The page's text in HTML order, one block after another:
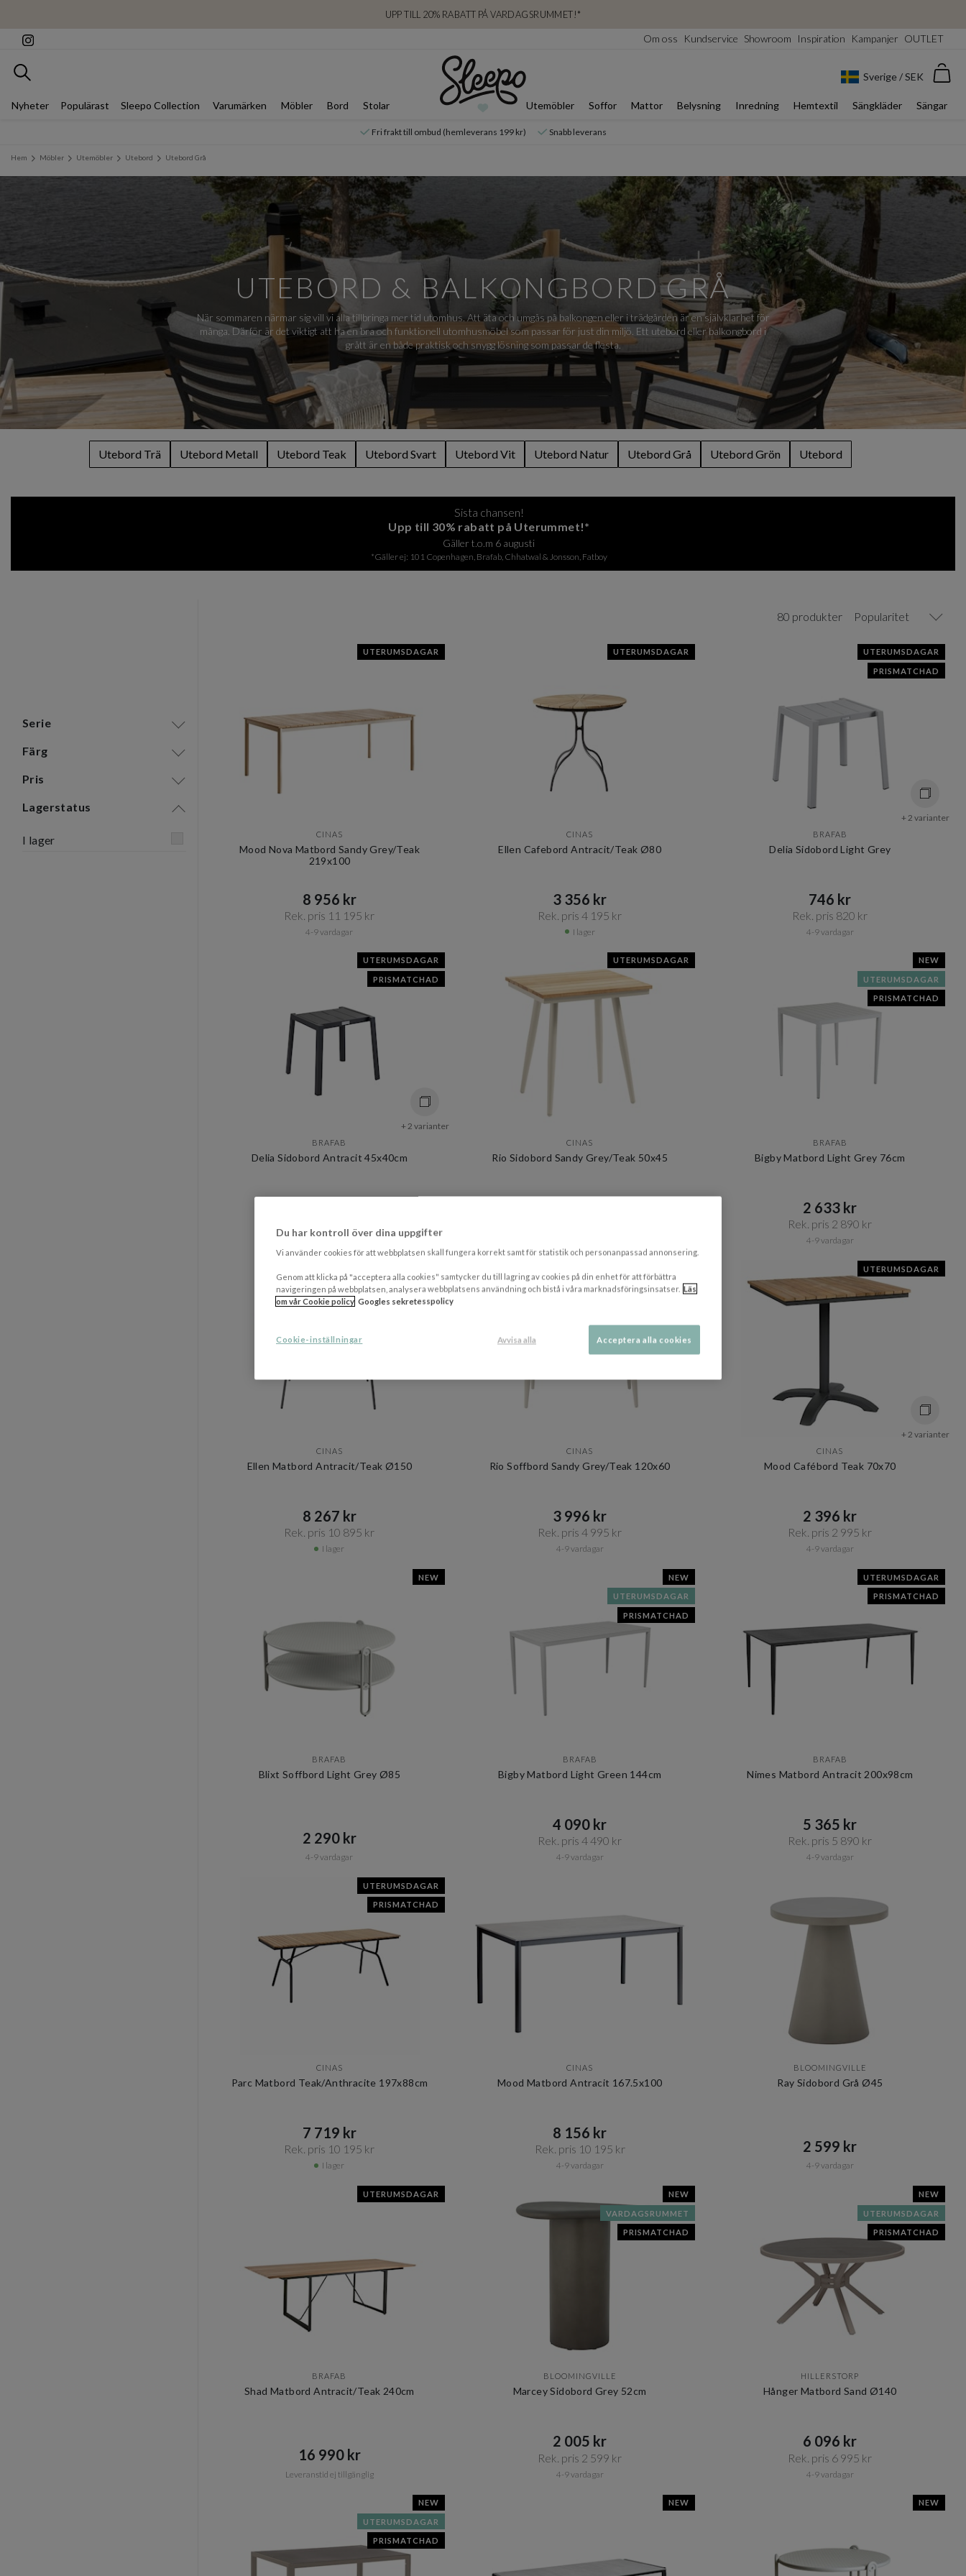
UPP TILL 20% RABATT PÅ VARDAGSRUMMET!*
Om oss Kundservice Showroom Inspiration Kampanjer OUTLET
Sök Sverige / SEK
Nyheter Populärast Sleepo Collection Varumärken Möbler Bord Stolar Utemöbler Soffor Mattor Belysning Inredning Hemtextil Sängkläder Sängar
Fri frakt till ombud (hemleverans 199 kr) Snabb leverans
Hem Möbler Utemöbler Utebord Utebord Grå
UTEBORD & BALKONGBORD GRÅ
När sommaren närmar sig vill vi alla tillbringa mer tid utomhus. Att äta och umgås på balkongen eller i trädgården är en självklarhet för
många. Därför är det viktigt att ha en bra och funktionell utomhusmöbel som passar för just din miljö. Ett utebord eller balkongbord i
grått är en både praktisk och snygg lösning som passar de flesta.
Utebord Trä Utebord Metall Utebord Teak Utebord Svart Utebord Vit Utebord Natur Utebord Grå Utebord Grön Utebord
Sista chansen!
Upp till 30% rabatt på Uterummet!*
Gäller t.o.m 6 augusti
*Gäller ej: 101 Copenhagen, Brafab, Chhatwal & Jonsson, Fatboy
Serie
Färg
Pris
Lagerstatus
I lager
80 produkter Popularitet
UTERUMSDAGAR
CINAS
Mood Nova Matbord Sandy Grey/Teak
219x100
8 956 kr​​
Rek. pris 11 195 kr​​
4-9 vardagar
UTERUMSDAGAR
CINAS
Ellen Cafebord Antracit/Teak Ø80
3 356 kr​​
Rek. pris 4 195 kr​​
I lager
UTERUMSDAGAR
PRISMATCHAD
+ 2 varianter
BRAFAB
Delia Sidobord Light Grey
746 kr​​
Rek. pris 820 kr​​
4-9 vardagar
UTERUMSDAGAR
PRISMATCHAD
+ 2 varianter
BRAFAB
Delia Sidobord Antracit 45x40cm
UTERUMSDAGAR
CINAS
Rio Sidobord Sandy Grey/Teak 50x45
NEW
UTERUMSDAGAR
PRISMATCHAD
BRAFAB
Bigby Matbord Light Grey 76cm
2 633 kr​​
Rek. pris 2 890 kr​​
4-9 vardagar
PRISMATCHAD
CINAS
Ellen Matbord Antracit/Teak Ø150
8 267 kr​​
Rek. pris 10 895 kr​​
I lager
CINAS
Rio Soffbord Sandy Grey/Teak 120x60
3 996 kr​​
Rek. pris 4 995 kr​​
4-9 vardagar
UTERUMSDAGAR
+ 2 varianter
CINAS
Mood Cafébord Teak 70x70
2 396 kr​​
Rek. pris 2 995 kr​​
4-9 vardagar
NEW
BRAFAB
Blixt Soffbord Light Grey Ø85
2 290 kr​​
4-9 vardagar
NEW
UTERUMSDAGAR
PRISMATCHAD
BRAFAB
Bigby Matbord Light Green 144cm
4 090 kr​​
Rek. pris 4 490 kr​​
4-9 vardagar
UTERUMSDAGAR
PRISMATCHAD
BRAFAB
Nimes Matbord Antracit 200x98cm
5 365 kr​​
Rek. pris 5 890 kr​​
4-9 vardagar
UTERUMSDAGAR
PRISMATCHAD
CINAS
Parc Matbord Teak/Anthracite 197x88cm
7 719 kr​​
Rek. pris 10 195 kr​​
I lager
CINAS
Mood Matbord Antracit 167.5x100
8 156 kr​​
Rek. pris 10 195 kr​​
4-9 vardagar
BLOOMINGVILLE
Ray Sidobord Grå Ø45
2 599 kr​​
4-9 vardagar
UTERUMSDAGAR
BRAFAB
Shad Matbord Antracit/Teak 240cm
16 990 kr​​
Leveranstid ej tillgänglig
NEW
VARDAGSRUMMET
PRISMATCHAD
BLOOMINGVILLE
Marcey Sidobord Grey 52cm
2 005 kr​​
Rek. pris 2 599 kr​​
4-9 vardagar
NEW
UTERUMSDAGAR
PRISMATCHAD
HILLERSTORP
Hånger Matbord Sand Ø140
6 096 kr​​
Rek. pris 6 995 kr​​
4-9 vardagar
NEW
UTERUMSDAGAR
PRISMATCHAD
NEW NEW
Du har kontroll över dina uppgifter
Vi använder cookies för att webbplatsen skall fungera korrekt samt för statistik och personanpassad annonsering.
Genom att klicka på "acceptera alla cookies" samtycker du till lagring av cookies på din enhet för att förbättra
navigeringen på webbplatsen, analysera webbplatsens användning och bistå i våra marknadsföringsinsatser. Läs
om vår Cookie policy Googles sekretesspolicy
Cookie-inställningar Avvisa alla Acceptera alla cookies